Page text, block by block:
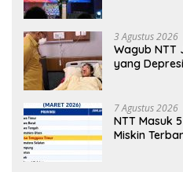
3 Agustus 2026
Wagub NTT
yang
7 Agustus 2026
NTT Masuk
Miskin